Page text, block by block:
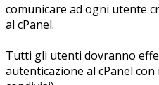
comunicare ad ogni utente
al cPanel.
Tutti gli utenti dovranno
autenticazione al cPanel